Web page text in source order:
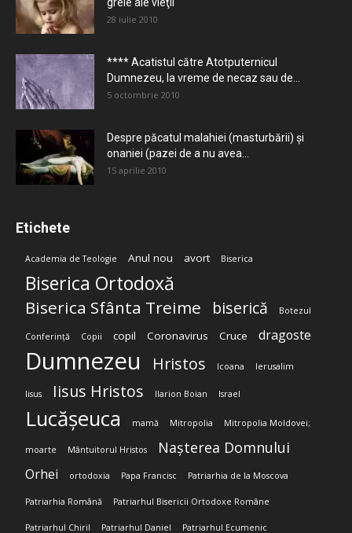
grele ale vieţii
28 iulie 2010
**** Acatistul către Atotputernicul
Dumnezeu, la vreme de necaz sau de...
5 octombrie 2010
Despre păcatul malahiei (masturbării) şi
onaniei (pazei de a nu avea...
15 aprilie 2010
Etichete
Academia de Teologie Anul nou avort Biserica
Biserica Ortodoxă
Biserica Sfânta Treime biserică Botezul
Conferință Copii copil Coronavirus Cruce dragoste
Dumnezeu Hristos Icoana Ierusalim
Iisus Iisus Hristos Ilarion Boian Israel
Lucășeuca mamă Mitropolia Mitropolia Moldovei;
moarte Mântuitorul Hristos Nașterea Domnului
Orhei ortodoxia Papa Francisc Patriarhia de la Moscova
Patriarhia Română Patriarhul Bisericii Ortodoxe Române
Patriarhul Chiril Patriarhul Daniel Patriarhul Ecumenic